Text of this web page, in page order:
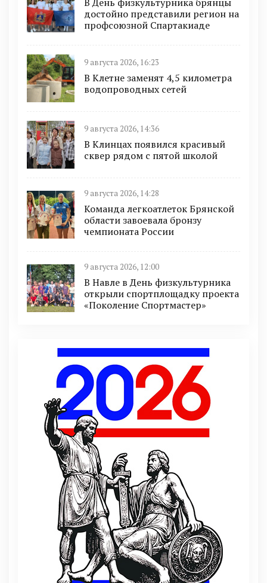
достойно представили регион на
профсоюзной Спартакиаде
9 августа 2026, 16:23
В Клетне заменят 4,5 километра
водопроводных сетей
9 августа 2026, 14:36
В Клинцах появился красивый
сквер рядом с пятой школой
9 августа 2026, 14:28
Команда легкоатлеток Брянской
области завоевала бронзу
чемпионата России
9 августа 2026, 12:00
В Навле в День физкультурника
открыли спортплощадку проекта
«Поколение Спортмастер»